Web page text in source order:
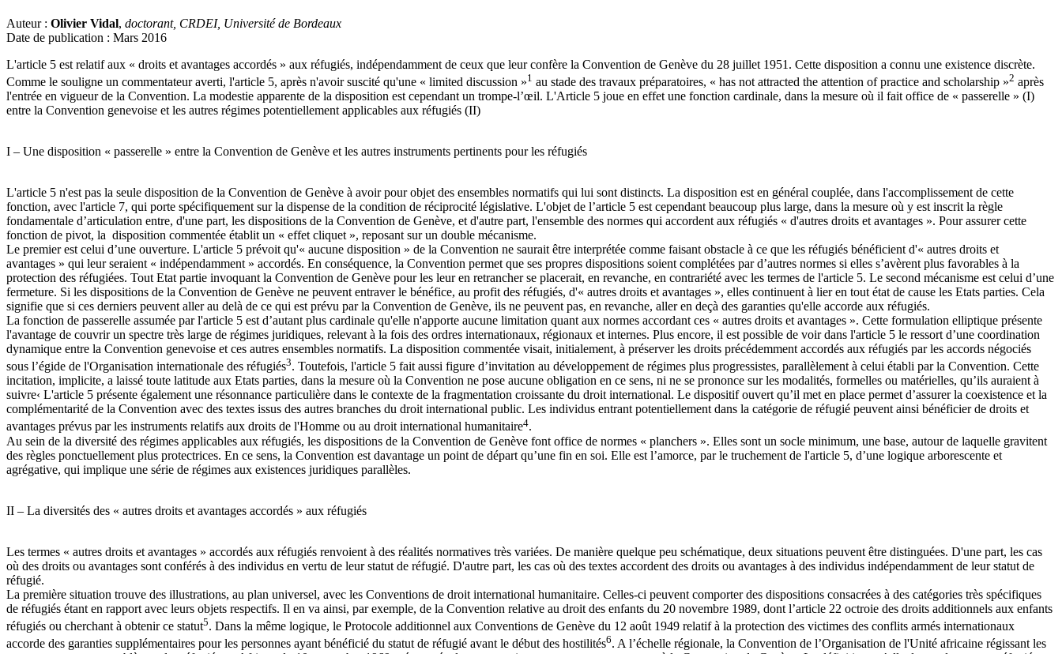
Auteur : Olivier Vidal, doctorant, CRDEI, Université de Bordeaux
Date de publication : Mars 2016
L'article 5 est relatif aux « droits et avantages accordés » aux réfugiés, indépendamment de ceux que leur confère la Convention de Genève du 28 juillet 1951. Cette disposition a connu une existence discrète.
Comme le souligne un commentateur averti, l'article 5, après n'avoir suscité qu'une « limited discussion »1 au stade des travaux préparatoires, « has not attracted the attention of practice and scholarship »2 après
l'entrée en vigueur de la Convention. La modestie apparente de la disposition est cependant un trompe-l’œil. L'Article 5 joue en effet une fonction cardinale, dans la mesure où il fait office de « passerelle » (I)
entre la Convention genevoise et les autres régimes potentiellement applicables aux réfugiés (II)
I – Une disposition « passerelle » entre la Convention de Genève et les autres instruments pertinents pour les réfugiés
L'article 5 n'est pas la seule disposition de la Convention de Genève à avoir pour objet des ensembles normatifs qui lui sont distincts. La disposition est en général couplée, dans l'accomplissement de cette
fonction, avec l'article 7, qui porte spécifiquement sur la dispense de la condition de réciprocité législative. L'objet de l’article 5 est cependant beaucoup plus large, dans la mesure où y est inscrit la règle
fondamentale d’articulation entre, d'une part, les dispositions de la Convention de Genève, et d'autre part, l'ensemble des normes qui accordent aux réfugiés « d'autres droits et avantages ». Pour assurer cette
fonction de pivot, la disposition commentée établit un « effet cliquet », reposant sur un double mécanisme.
Le premier est celui d’une ouverture. L'article 5 prévoit qu'« aucune disposition » de la Convention ne saurait être interprétée comme faisant obstacle à ce que les réfugiés bénéficient d'« autres droits et
avantages » qui leur seraient « indépendamment » accordés. En conséquence, la Convention permet que ses propres dispositions soient complétées par d’autres normes si elles s’avèrent plus favorables à la
protection des réfugiées. Tout Etat partie invoquant la Convention de Genève pour les leur en retrancher se placerait, en revanche, en contrariété avec les termes de l'article 5. Le second mécanisme est celui d’une
fermeture. Si les dispositions de la Convention de Genève ne peuvent entraver le bénéfice, au profit des réfugiés, d'« autres droits et avantages », elles continuent à lier en tout état de cause les Etats parties. Cela
signifie que si ces derniers peuvent aller au delà de ce qui est prévu par la Convention de Genève, ils ne peuvent pas, en revanche, aller en deçà des garanties qu'elle accorde aux réfugiés.
La fonction de passerelle assumée par l'article 5 est d’autant plus cardinale qu'elle n'apporte aucune limitation quant aux normes accordant ces « autres droits et avantages ». Cette formulation elliptique présente
l'avantage de couvrir un spectre très large de régimes juridiques, relevant à la fois des ordres internationaux, régionaux et internes. Plus encore, il est possible de voir dans l'article 5 le ressort d’une coordination
dynamique entre la Convention genevoise et ces autres ensembles normatifs. La disposition commentée visait, initialement, à préserver les droits précédemment accordés aux réfugiés par les accords négociés
sous l’égide de l'Organisation internationale des réfugiés3. Toutefois, l'article 5 fait aussi figure d’invitation au développement de régimes plus progressistes, parallèlement à celui établi par la Convention. Cette
incitation, implicite, a laissé toute latitude aux Etats parties, dans la mesure où la Convention ne pose aucune obligation en ce sens, ni ne se prononce sur les modalités, formelles ou matérielles, qu’ils auraient à
suivre‹ L'article 5 présente également une résonnance particulière dans le contexte de la fragmentation croissante du droit international. Le dispositif ouvert qu’il met en place permet d’assurer la coexistence et la
complémentarité de la Convention avec des textes issus des autres branches du droit international public. Les individus entrant potentiellement dans la catégorie de réfugié peuvent ainsi bénéficier de droits et
avantages prévus par les instruments relatifs aux droits de l'Homme ou au droit international humanitaire4.
Au sein de la diversité des régimes applicables aux réfugiés, les dispositions de la Convention de Genève font office de normes « planchers ». Elles sont un socle minimum, une base, autour de laquelle gravitent
des règles ponctuellement plus protectrices. En ce sens, la Convention est davantage un point de départ qu’une fin en soi. Elle est l’amorce, par le truchement de l'article 5, d’une logique arborescente et
agrégative, qui implique une série de régimes aux existences juridiques parallèles.
II – La diversités des « autres droits et avantages accordés » aux réfugiés
Les termes « autres droits et avantages » accordés aux réfugiés renvoient à des réalités normatives très variées. De manière quelque peu schématique, deux situations peuvent être distinguées. D'une part, les cas
où des droits ou avantages sont conférés à des individus en vertu de leur statut de réfugié. D'autre part, les cas où des textes accordent des droits ou avantages à des individus indépendamment de leur statut de
réfugié.
La première situation trouve des illustrations, au plan universel, avec les Conventions de droit international humanitaire. Celles-ci peuvent comporter des dispositions consacrées à des catégories très spécifiques
de réfugiés étant en rapport avec leurs objets respectifs. Il en va ainsi, par exemple, de la Convention relative au droit des enfants du 20 novembre 1989, dont l’article 22 octroie des droits additionnels aux enfants
réfugiés ou cherchant à obtenir ce statut5. Dans la même logique, le Protocole additionnel aux Conventions de Genève du 12 août 1949 relatif à la protection des victimes des conflits armés internationaux
accorde des garanties supplémentaires pour les personnes ayant bénéficié du statut de réfugié avant le début des hostilités6. A l’échelle régionale, la Convention de l’Organisation de l'Unité africaine régissant les